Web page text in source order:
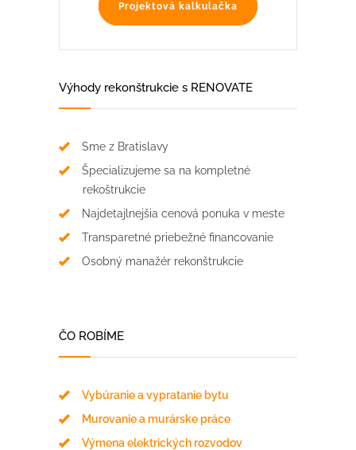
Projektová kalkulačka
Výhody rekonštrukcie s RENOVATE
Sme z Bratislavy
Špecializujeme sa na kompletné
rekoštrukcie
Najdetajlnejšia cenová ponuka v meste
Transparetné priebežné financovanie
Osobný manažér rekonštrukcie
ČO ROBÍME
Vybúranie a vypratanie bytu
Murovanie a murárske práce
Výmena elektrických rozvodov